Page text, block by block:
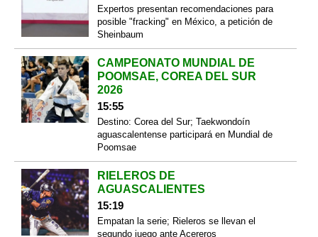
Expertos presentan recomendaciones para
posible "fracking" en México, a petición de
Sheinbaum
CAMPEONATO MUNDIAL DE
POOMSAE, COREA DEL SUR
2026
15:55
Destino: Corea del Sur; Taekwondoín
aguascalentense participará en Mundial de
Poomsae
RIELEROS DE
AGUASCALIENTES
15:19
Empatan la serie; Rieleros se llevan el
segundo juego ante Acereros